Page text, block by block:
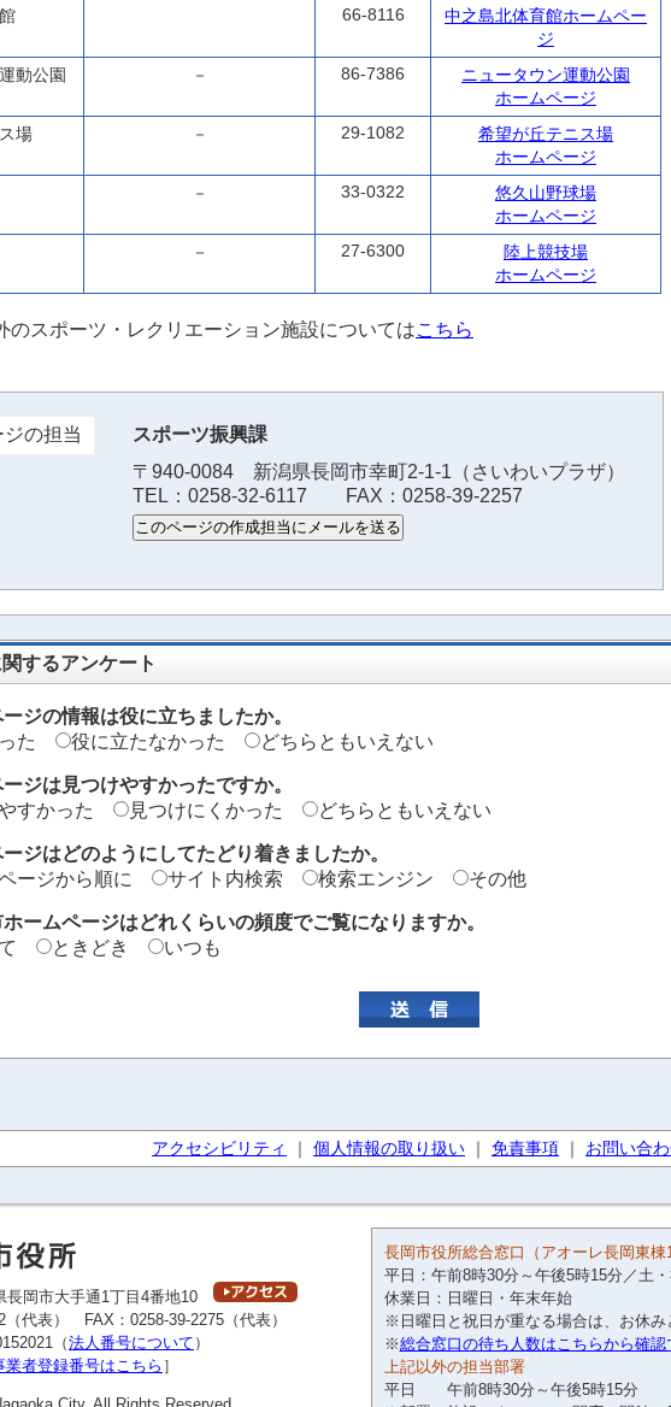
66-8116
中之島北体育館ホームペー
ジ
動公園
－ 86-7386
ニュータウン運動公園
ホームページ
場
－ 29-1082
希望が丘テニス場
ホームページ
－ 33-0322
悠久山野球場
ホームページ
－ 27-6300
陸上競技場
ホームページ
のスポーツ・レクリエーション施設についてはこちら
ジの担当
スポーツ振興課
〒940-0084 新潟県長岡市幸町2-1-1（さいわいプラザ）
TEL：0258-32-6117 FAX：0258-39-2257
このページの作成担当にメールを送る
するアンケート
ジの情報は役に立ちましたか。
た
役に立たなかった どちらともいえない
ジは見つけやすかったですか。
すかった
見つけにくかった どちらともいえない
ジはどのようにしてたどり着きましたか。
ージから順に
サイト内検索 検索エンジン その他
ームページはどれくらいの頻度でご覧になりますか。
ときどき いつも
アクセシビリティ ｜ 個人情報の取り扱い ｜ 免責事項 ｜ お問い合
長岡市役所総合窓口（アオーレ長岡東棟1
平日：午前8時30分～午後5時15分／土
休業日：日曜日・年末年始
※日曜日と祝日が重なる場合は、お休み
※総合窓口の待ち人数はこちらから確認
上記以外の担当部署
平日 午前8時30分～午後5時15分
岡市大手通1丁目4番地10
（代表） FAX：0258-39-2275（代表）
（法人番号について ）
者登録番号はこちら ］